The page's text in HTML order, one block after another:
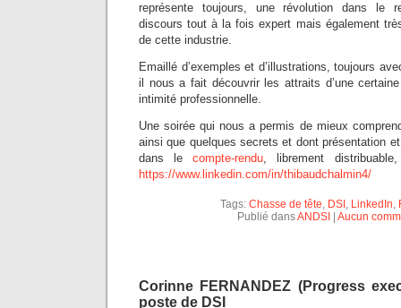
représente toujours, une révolution dans le
discours tout à la fois expert mais également
de cette industrie.
Emaillé d’exemples et d’illustrations, toujours
il nous a fait découvrir les attraits d’une
intimité professionnelle.
Une soirée qui nous a permis de mieux
ainsi que quelques secrets et dont présentation
dans lecompte-rendu, librement
https://www.linkedin.com/in/thibaudchalmin4/
Tags: Chasse de tête, DSI , LinkedIn,
Publié dansANDSI Aucun
Corinne FERNANDEZ (Progress
poste de DSI